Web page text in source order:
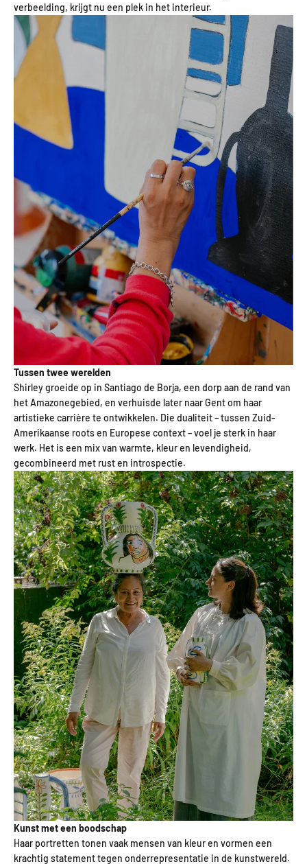
verbeelding, krijgt nu een plek in het interieur.
Tussen twee werelden
Shirley groeide op in Santiago de Borja, een dorp aan de rand van
het Amazonegebied, en verhuisde later naar Gent om haar
artistieke carrière te ontwikkelen. Die dualiteit – tussen Zuid-
Amerikaanse roots en Europese context – voel je sterk in haar
werk. Het is een mix van warmte, kleur en levendigheid,
gecombineerd met rust en introspectie.
Kunst met een boodschap
Haar portretten tonen vaak mensen van kleur en vormen een
krachtig statement tegen onderrepresentatie in de kunstwereld.